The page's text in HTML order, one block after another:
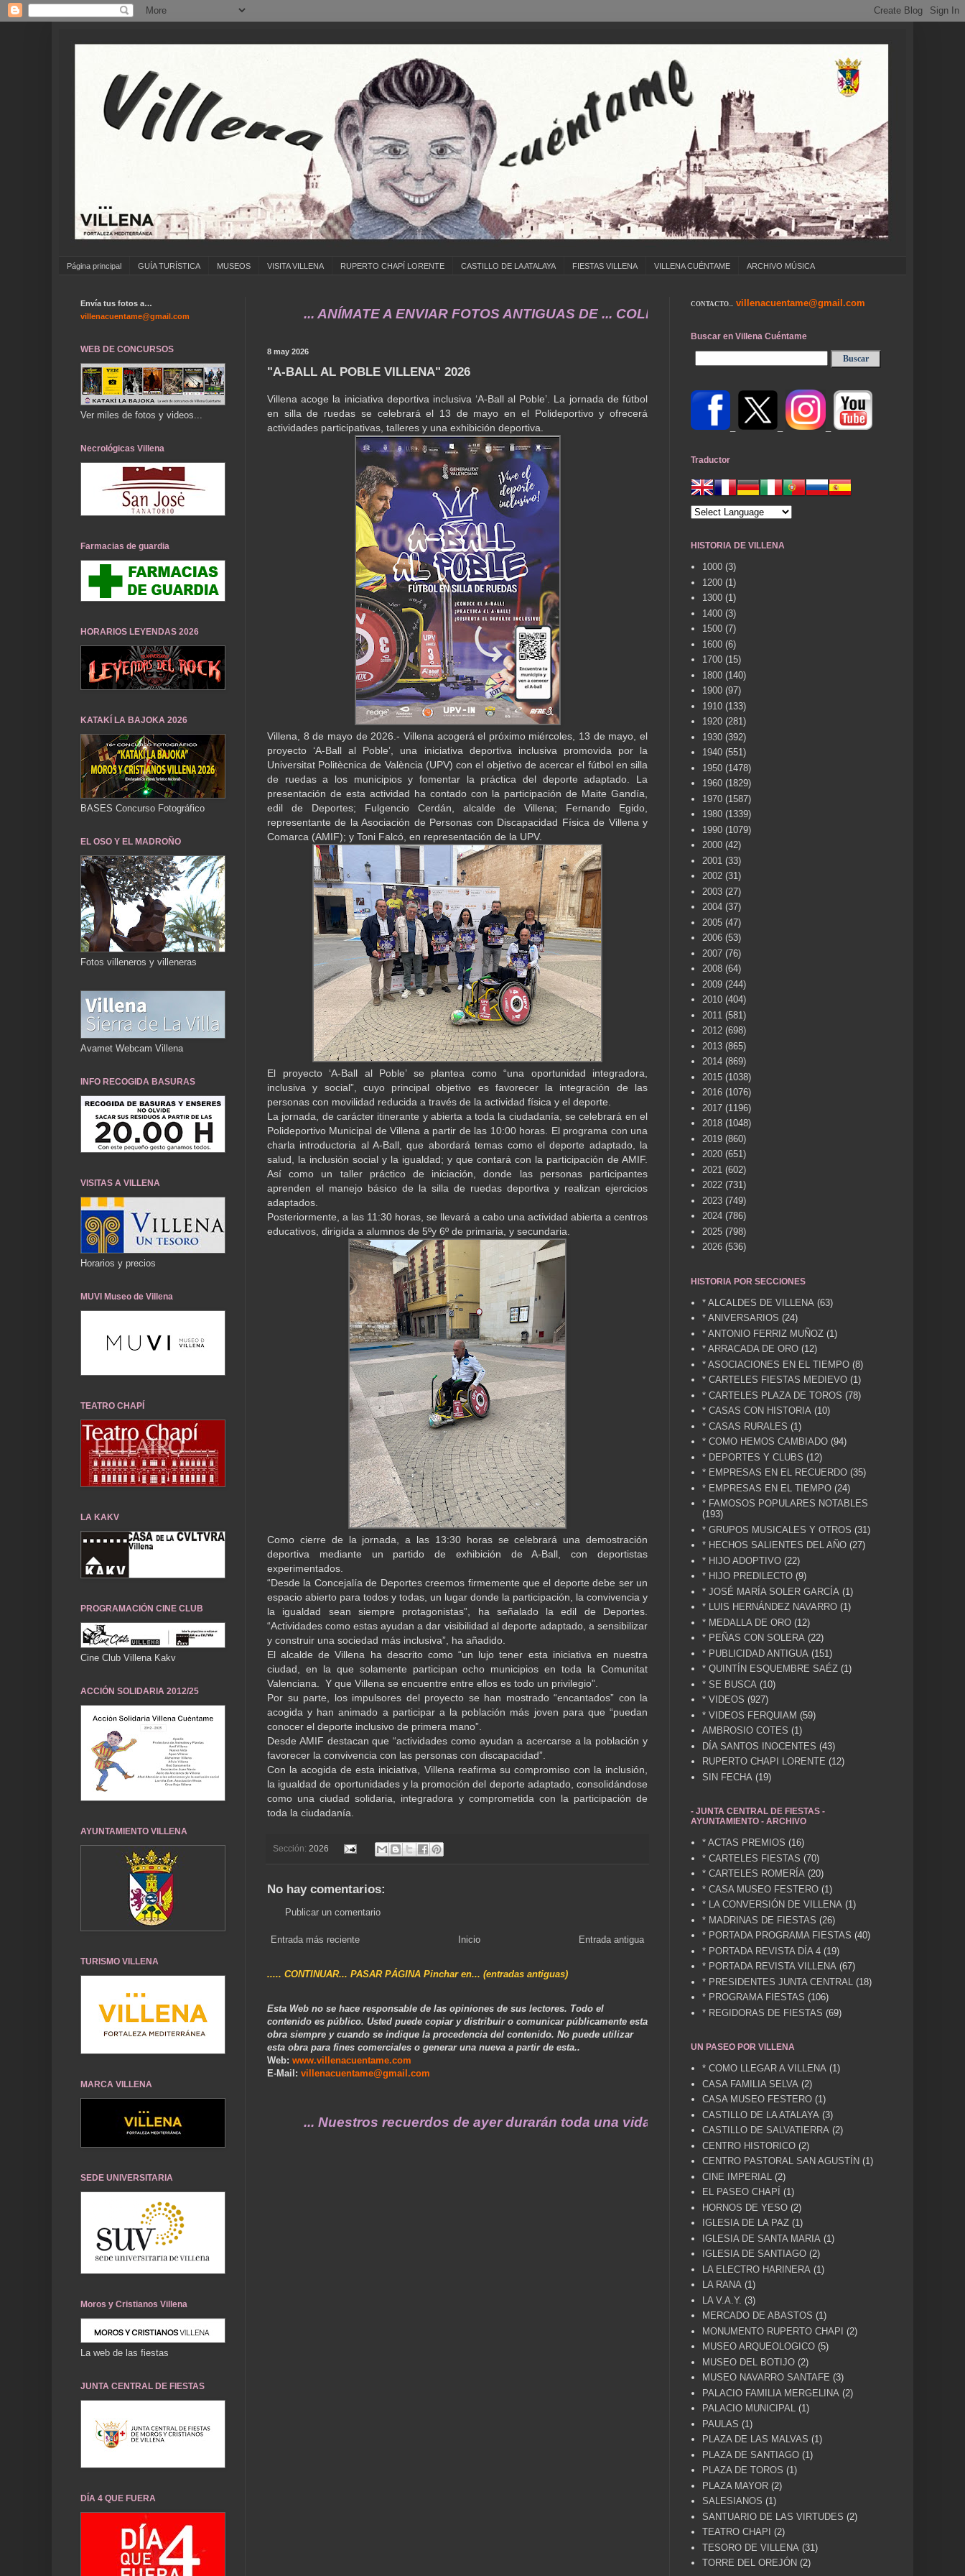
Página principal GUÍA TURÍSTICA MUSEOS VISITA VILLENA RUPERTO CHAPÍ LORENTE CASTILLO DE LA ATALAYA FIESTAS VILLENA VILLENA CUÉNTAME ARCHIVO MÚSICA
... ANÍMATE A ENVIAR FOTOS ANTIGUAS DE ... COLEGIOS ... CUMPLEAÑOS ... CARNAVAL ... FERIA DE
8 may 2026
"A-BALL AL POBLE VILLENA" 2026
Villena acoge la iniciativa deportiva inclusiva ‘A-Ball al Poble’. La jornada de fútbol
en silla de ruedas se celebrará el 13 de mayo en el Polideportivo y ofrecerá
actividades participativas, talleres y una exhibición deportiva.
Villena, 8 de mayo de 2026.- Villena acogerá el próximo miércoles, 13 de mayo, el
proyecto ‘A-Ball al Poble’, una iniciativa deportiva inclusiva promovida por la
Universitat Politècnica de València (UPV) con el objetivo de acercar el fútbol en silla
de ruedas a los municipios y fomentar la práctica del deporte adaptado. La
presentación de esta actividad ha contado con la participación de Maite Gandía,
edil de Deportes; Fulgencio Cerdán, alcalde de Villena; Fernando Egido,
representante de la Asociación de Personas con Discapacidad Física de Villena y
Comarca (AMIF); y Toni Falcó, en representación de la UPV.
El proyecto ‘A-Ball al Poble’ se plantea como “una oportunidad integradora,
inclusiva y social”, cuyo principal objetivo es favorecer la integración de las
personas con movilidad reducida a través de la actividad física y el deporte.
La jornada, de carácter itinerante y abierta a toda la ciudadanía, se celebrará en el
Polideportivo Municipal de Villena a partir de las 10:00 horas. El programa con una
charla introductoria al A-Ball, que abordará temas como el deporte adaptado, la
salud, la inclusión social y la igualdad; y que contará con la participación de AMIF.
Así como un taller práctico de iniciación, donde las personas participantes
aprenden el manejo básico de la silla de ruedas deportiva y realizan ejercicios
adaptados.
Posteriormente, a las 11:30 horas, se llevará a cabo una actividad abierta a centros
educativos, dirigida a alumnos de 5ºy 6º de primaria, y secundaria.
Como cierre de la jornada, a las 13:30 horas se celebrará una demostración
deportiva mediante un partido de exhibición de A-Ball, con deportistas
experimentados.
“Desde la Concejalía de Deportes creemos firmemente que el deporte debe ser un
espacio abierto para todos y todas, un lugar donde la participación, la convivencia y
la igualdad sean siempre protagonistas”, ha señalado la edil de Deportes.
“Actividades como estas ayudan a dar visibilidad al deporte adaptado, a sensibilizar
y construir una sociedad más inclusiva”, ha añadido.
El alcalde de Villena ha descrito como “un lujo tener esta iniciativa en nuestra
ciudad, en la que solamente participan ocho municipios en toda la Comunitat
Valenciana. Y que Villena se encuentre entre ellos es todo un privilegio”.
Por su parte, los impulsores del proyecto se han mostrado “encantados” con la
acogida y han animado a participar a la población más joven para que “puedan
conocer el deporte inclusivo de primera mano”.
Desde AMIF destacan que “actividades como ayudan a acercarse a la población y
favorecer la convivencia con las personas con discapacidad”.
Con la acogida de esta iniciativa, Villena reafirma su compromiso con la inclusión,
la igualdad de oportunidades y la promoción del deporte adaptado, consolidándose
como una ciudad solidaria, integradora y comprometida con la participación de
toda la ciudadanía.
Sección: 2026
No hay comentarios:
Publicar un comentario
Entrada más reciente Entrada antigua
Inicio
..... CONTINUAR... PASAR PÁGINA Pinchar en... (entradas antiguas)
Esta Web no se hace responsable de las opiniones de sus lectores. Todo el
contenido es público. Usted puede copiar y distribuir o comunicar públicamente esta
obra siempre y cuando se indique la procedencia del contenido. No puede utilizar
esta obra para fines comerciales o generar una nueva a partir de esta..
Web: www.villenacuentame.com
E-Mail: villenacuentame@gmail.com
... Nuestros recuerdos de ayer durarán toda una vida .... TÚ HACES VILLENA CUÉNTAME... UN SERVICIO A
Envía tus fotos a…
villenacuentame@gmail.com
WEB DE CONCURSOS
Ver miles de fotos y videos...
Necrológicas Villena
Farmacias de guardia
HORARIOS LEYENDAS 2026
KATAKÍ LA BAJOKA 2026
BASES Concurso Fotográfico
EL OSO Y EL MADROÑO
Fotos villeneros y villeneras
Avamet Webcam Villena
INFO RECOGIDA BASURAS
VISITAS A VILLENA
Horarios y precios
MUVI Museo de Villena
TEATRO CHAPÍ
LA KAKV
PROGRAMACIÓN CINE CLUB
Cine Club Villena Kakv
ACCIÓN SOLIDARIA 2012/25
AYUNTAMIENTO VILLENA
TURISMO VILLENA
MARCA VILLENA
SEDE UNIVERSITARIA
Moros y Cristianos Villena
La web de las fiestas
JUNTA CENTRAL DE FIESTAS
DÍA 4 QUE FUERA
CONTACTO... villenacuentame@gmail.com
Buscar en Villena Cuéntame
Traductor
HISTORIA DE VILLENA
1000 (3)
1200 (1)
1300 (1)
1400 (3)
1500 (7)
1600 (6)
1700 (15)
1800 (140)
1900 (97)
1910 (133)
1920 (281)
1930 (392)
1940 (551)
1950 (1478)
1960 (1829)
1970 (1587)
1980 (1339)
1990 (1079)
2000 (42)
2001 (33)
2002 (31)
2003 (27)
2004 (37)
2005 (47)
2006 (53)
2007 (76)
2008 (64)
2009 (244)
2010 (404)
2011 (581)
2012 (698)
2013 (865)
2014 (869)
2015 (1038)
2016 (1076)
2017 (1196)
2018 (1048)
2019 (860)
2020 (651)
2021 (602)
2022 (731)
2023 (749)
2024 (786)
2025 (798)
2026 (536)
HISTORIA POR SECCIONES
* ALCALDES DE VILLENA (63)
* ANIVERSARIOS (24)
* ANTONIO FERRIZ MUÑOZ (1)
* ARRACADA DE ORO (12)
* ASOCIACIONES EN EL TIEMPO (8)
* CARTELES FIESTAS MEDIEVO (1)
* CARTELES PLAZA DE TOROS (78)
* CASAS CON HISTORIA (10)
* CASAS RURALES (1)
* COMO HEMOS CAMBIADO (94)
* DEPORTES Y CLUBS (12)
* EMPRESAS EN EL RECUERDO (35)
* EMPRESAS EN EL TIEMPO (24)
* FAMOSOS POPULARES NOTABLES
(193)
* GRUPOS MUSICALES Y OTROS (31)
* HECHOS SALIENTES DEL AÑO (27)
* HIJO ADOPTIVO (22)
* HIJO PREDILECTO (9)
* JOSÉ MARÍA SOLER GARCÍA (1)
* LUIS HERNÁNDEZ NAVARRO (1)
* MEDALLA DE ORO (12)
* PEÑAS CON SOLERA (22)
* PUBLICIDAD ANTIGUA (151)
* QUINTÍN ESQUEMBRE SAÉZ (1)
* SE BUSCA (10)
* VIDEOS (927)
* VIDEOS FERQUIAM (59)
AMBROSIO COTES (1)
DÍA SANTOS INOCENTES (43)
RUPERTO CHAPI LORENTE (12)
SIN FECHA (19)
- JUNTA CENTRAL DE FIESTAS -
AYUNTAMIENTO - ARCHIVO
* ACTAS PREMIOS (16)
* CARTELES FIESTAS (70)
* CARTELES ROMERÍA (20)
* CASA MUSEO FESTERO (1)
* LA CONVERSIÓN DE VILLENA (1)
* MADRINAS DE FIESTAS (26)
* PORTADA PROGRAMA FIESTAS (40)
* PORTADA REVISTA DÍA 4 (19)
* PORTADA REVISTA VILLENA (67)
* PRESIDENTES JUNTA CENTRAL
(18)
* PROGRAMA FIESTAS (106)
* REGIDORAS DE FIESTAS (69)
UN PASEO POR VILLENA
* COMO LLEGAR A VILLENA (1)
CASA FAMILIA SELVA (2)
CASA MUSEO FESTERO (1)
CASTILLO DE LA ATALAYA (3)
CASTILLO DE SALVATIERRA (2)
CENTRO HISTORICO (2)
CENTRO PASTORAL SAN AGUSTÍN (1)
CINE IMPERIAL
(2)
EL PASEO CHAPÍ
(1)
HORNOS DE YESO (2)
IGLESIA DE LA PAZ (1)
IGLESIA DE SANTA MARIA (1)
IGLESIA DE SANTIAGO (2)
LA ELECTRO HARINERA (1)
LA RANA (1)
LA V.A.Y. (3)
MERCADO DE ABASTOS (1)
MONUMENTO RUPERTO CHAPI
(2)
MUSEO ARQUEOLOGICO (5)
MUSEO DEL BOTIJO (2)
MUSEO NAVARRO SANTAFE (3)
PALACIO FAMILIA MERGELINA (2)
PALACIO MUNICIPAL (1)
PAULAS (1)
PLAZA DE LAS MALVAS (1)
PLAZA DE SANTIAGO (1)
PLAZA DE TOROS (1)
PLAZA MAYOR (2)
SALESIANOS (1)
SANTUARIO DE LAS VIRTUDES (2)
TEATRO CHAPI
(2)
TESORO DE VILLENA (31)
TORRE DEL OREJÓN (2)